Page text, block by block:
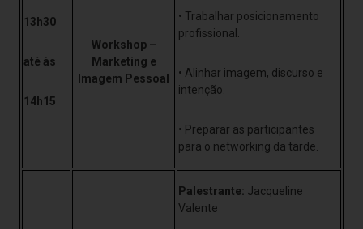
13h30
até às
14h15
Workshop –
Marketing e
Imagem Pessoal
• Trabalhar posicionamento
profissional.
• Alinhar imagem, discurso e
intenção.
• Preparar as participantes
para o networking da tarde.
Palestrante: Jacqueline
Valente